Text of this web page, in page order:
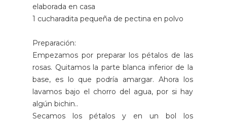
elaborada en casa
1 cucharadita pequeña de pectina en polvo
Preparación:
Empezamos por preparar los pétalos de las
rosas. Quitamos la parte blanca inferior de la
base, es lo que podría amargar. Ahora los
lavamos bajo el chorro del agua, por si hay
algún bichin..
Secamos los pétalos y en un bol los